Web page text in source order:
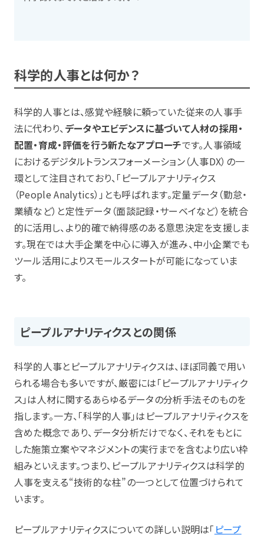
科学的人事とは何か？
科学的人事とは、感覚や経験に頼っていた従来の人事手
法に代わり、 データやエビデンスに基づいて人材の採用・
配置・育成・評価を行う新たなアプローチです。人事領域
におけるデジタルトランスフォーメーション（人事DX）の一
環として注目されており、「ピープルアナリティクス
（People Analytics）」とも呼ばれます。定量データ（勤怠・
業績など）と定性データ（面談記録・サーベイなど）を統合
的に活用し、より的確で納得感のある意思決定を支援しま
す。現在では大手企業を中心に導入が進み、中小企業でも
ツール活用によりスモールスタートが可能になっていま
す。
ピープルアナリティクスとの関係
科学的人事とピープルアナリティクスは、ほぼ同義で用い
られる場合も多いですが、厳密には「ピープルアナリティク
ス」は人材に関するあらゆるデータの分析手法そのものを
指します。一方、「科学的人事」はピープルアナリティクスを
含めた概念であり、データ分析だけでなく、それをもとに
した施策立案やマネジメントの実行までを含むより広い枠
組みといえます。つまり、ピープルアナリティクスは科学的
人事を支える“技術的な柱”の一つとして位置づけられて
います。
ピープルアナリティクスについての詳しい説明は「 ピープ